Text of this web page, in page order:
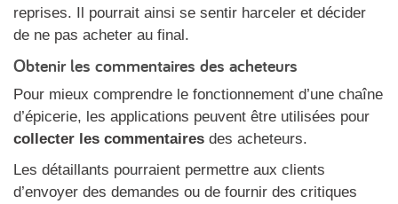
reprises. Il pourrait ainsi se sentir harceler et décider
de ne pas acheter au final.
Obtenir les commentaires des acheteurs
Pour mieux comprendre le fonctionnement d’une chaîne
d’épicerie, les applications peuvent être utilisées pour
collecter les commentaires des acheteurs.
Les détaillants pourraient permettre aux clients
d’envoyer des demandes ou de fournir des critiques